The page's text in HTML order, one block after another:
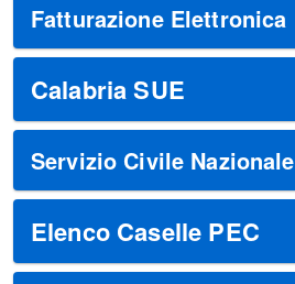
Fatturazione Elettronica
Calabria SUE
Servizio Civile Nazionale
Elenco Caselle PEC